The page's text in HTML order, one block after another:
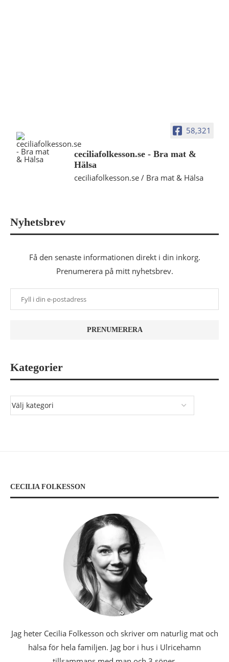
58,321
ceciliafolkesson.se - Bra mat &
Hälsa
ceciliafolkesson.se / Bra mat & Hälsa
Nyhetsbrev
Få den senaste informationen direkt i din inkorg.
Prenumerera på mitt nyhetsbrev.
Kategorier
CECILIA FOLKESSON
Jag heter Cecilia Folkesson och skriver om naturlig mat och
hälsa för hela familjen. Jag bor i hus i Ulricehamn